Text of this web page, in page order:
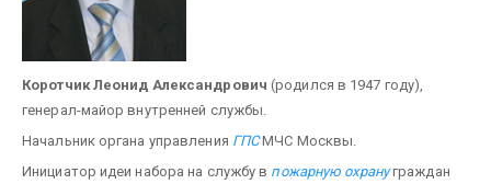
Коротчик Леонид Александрович (родился в 1947 году),
генерал-майор внутренней службы.
Начальник органа управления ГПСМЧС Москвы.
Инициатор идеи набора на службу в пожарную охрануграждан